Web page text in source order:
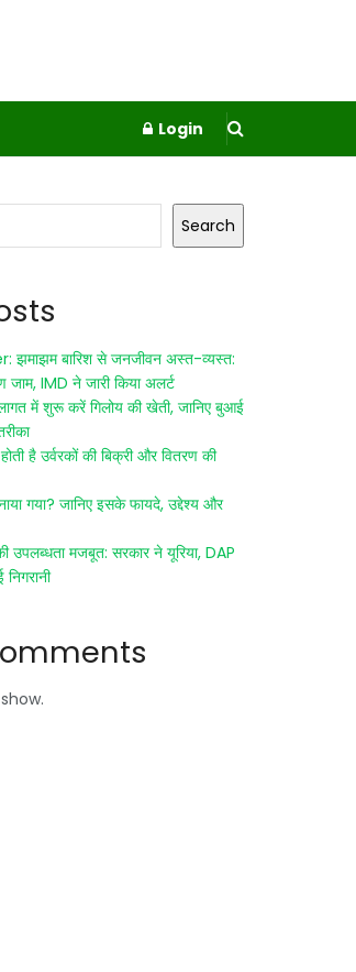
Login
Search
बारिश से जनजीवन अस्त-व्यस्त:
IMD ने जारी किया अलर्ट
में शुरू करें गिलोय की खेती, जानिए बुआई
है उर्वरकों की बिक्री और वितरण की
गया? जानिए इसके फायदे, उद्देश्य और
उपलब्धता मजबूत: सरकार ने यूरिया, DAP